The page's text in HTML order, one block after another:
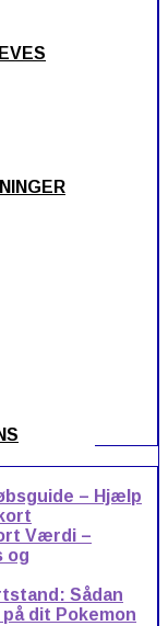
– Hjælp
Værdi –
og
Sådan
dit Pokemon